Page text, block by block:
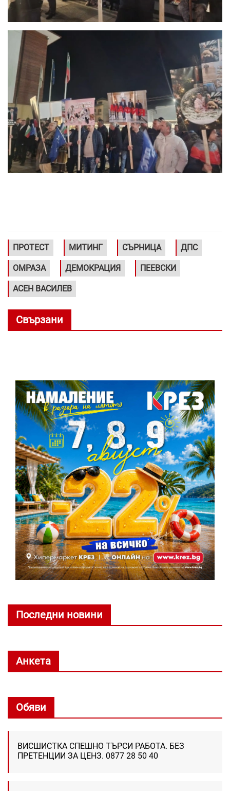
ПРОТЕСТ МИТИНГ СЪРНИЦА ДПС
ОМРАЗА ДЕМОКРАЦИЯ ПЕЕВСКИ
АСЕН ВАСИЛЕВ
Свързани
Последни новини
Анкета
Обяви
ВИСШИСТКА СПЕШНО ТЪРСИ РАБОТА. БЕЗ
ПРЕТЕНЦИИ ЗА ЦЕНЗ. 0877 28 50 40